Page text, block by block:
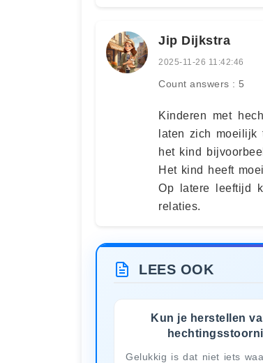
Jip Dijkstra
2025-11-26 11:42:46
Count answers : 5
Kinderen met
laten zich moeilijk
het kind
Het kind heeft
Op latere leeftijd
relaties.
LEES OOK
Kun je herstellen
Gelukkig is dat niet iets